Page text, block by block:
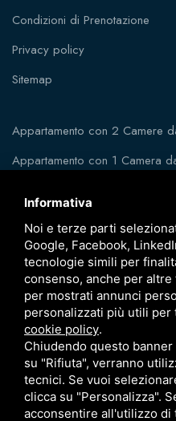
Condizioni di Prenotazione
Privacy policy
Sitemap
Appartamento con 2 Camere
Appartamento con 1 Camera
Informativa
Noi e terze parti
Google, Facebook,
tecnologie simili per
consenso, anche per
per mostrati annunci
personalizzati più utili
cookie policy.
Chiudendo questo
su "Rifiuta", verranno
tecnici. Se vuoi
clicca su "Personalizza".
acconsentire all'utilizzo